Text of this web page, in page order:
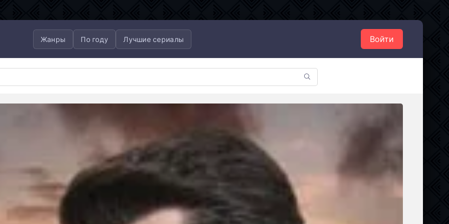
Жанры По году Лучшие сериалы Войти